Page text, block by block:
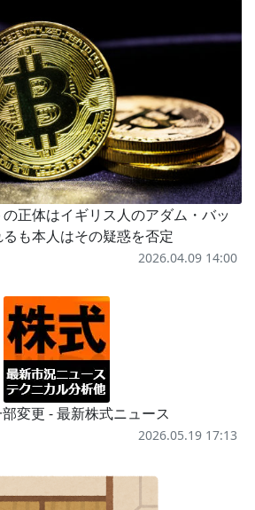
の正体はイギリス人のアダム・バッ
も本人はその疑惑を否定
2026.04.09 14:00
変更 - 最新株式ニュース
2026.05.19 17:13